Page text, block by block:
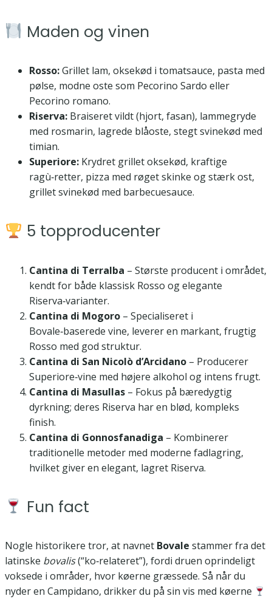
Maden og vinen
Rosso:Grillet lam, oksekød i tomatsauce, pasta med
pølse, modne oste som Pecorino Sardo eller
Pecorino romano.
Riserva: Braiseret vildt (hjort, fasan), lammegryde
med rosmarin, lagrede blåoste, stegt svinekød med
timian.
Superiore: Krydret grillet oksekød, kraftige
ragù‑retter, pizza med røget skinke og stærk ost,
grillet svinekød med barbecuesauce.
5 topproducenter
Cantina di Terralba – Største producent i området,
kendt for både klassisk Rosso og elegante
Riserva‑varianter.
Cantina di Mogoro – Specialiseret i
Bovale‑baserede vine, leverer en markant, frugtig
Rosso med god struktur.
Cantina di San Nicolò d’Arcidano – Producerer
Superiore‑vine med højere alkohol og intens frugt.
Cantina di Masullas – Fokus på bæredygtig
dyrkning; deres Riserva har en blød, kompleks
finish.
Cantina di Gonnosfanadiga – Kombinerer
traditionelle metoder med moderne fadlagring,
hvilket giver en elegant, lagret Riserva.
Fun fact
Nogle historikere tror, at navnet Bovale stammer fra det
latinske bovalis(“ko‑relateret”), fordi druen oprindeligt
voksede i områder, hvor køerne græssede. Så når du
nyder en Campidano, drikker du på sin vis med køerne